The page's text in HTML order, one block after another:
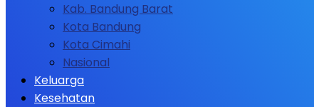
Kab. Bandung Barat
Kota Bandung
Kota Cimahi
Nasional
Keluarga
Kesehatan